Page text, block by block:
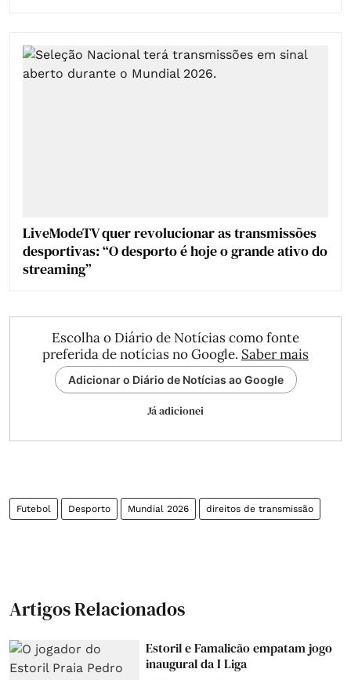
LiveModeTV quer revolucionar as transmissões
desportivas: “O desporto é hoje o grande ativo do
streaming”
Escolha o Diário de Notícias como fonte
preferida de notícias no Google. Saber mais
Adicionar o Diário de Notícias ao Google
Já adicionei
Futebol Desporto Mundial 2026 direitos de transmissão
Artigos Relacionados
Estoril e Famalicão empatam jogo
inaugural da I Liga